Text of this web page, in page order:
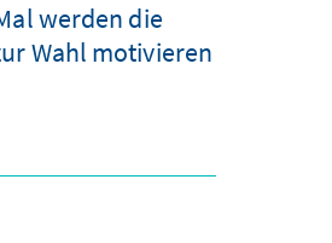
werden die
Wahl motivieren